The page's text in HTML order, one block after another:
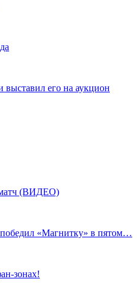
его на аукцион
матч (ВИДЕО)
«Магнитку» в пятом…
зонах!